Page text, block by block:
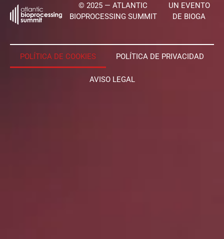
© 2025 — ATLANTIC
BIOPROCESSING SUMMIT
UN EVENTO
DE BIOGA
POLÍTICA DE COOKIES POLÍTICA DE PRIVACIDAD
AVISO LEGAL